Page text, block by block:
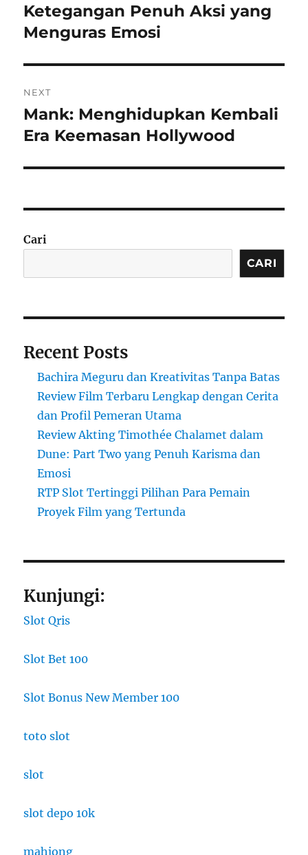
post:
Ketegangan Penuh Aksi yang
Menguras Emosi
NEXT
Next
post:
Mank: Menghidupkan Kembali
Era Keemasan Hollywood
Cari
CARI
Recent Posts
Bachira Meguru dan Kreativitas Tanpa Batas
Review Film Terbaru Lengkap dengan Cerita
dan Profil Pemeran Utama
Review Akting Timothée Chalamet dalam
Dune: Part Two yang Penuh Karisma dan
Emosi
RTP Slot Tertinggi Pilihan Para Pemain
Proyek Film yang Tertunda
Kunjungi:
Slot Qris
Slot Bet 100
Slot Bonus New Member 100
toto slot
slot
slot depo 10k
mahjong